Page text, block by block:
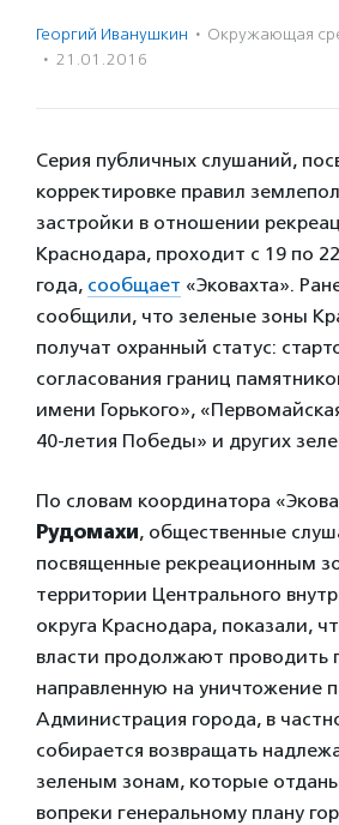
Георгий Иванушкин · Окружающая
· 21.01.2016
Серия публичных слушаний,
корректировке правил
застройки в отношении
Краснодара, проходит с 19 по
года, сообщает «Эковахта».
сообщили, что зеленые зоны
получат охранный статус:
согласования границ
имени Горького»,
40-летия Победы» и других
По словам координатора
Рудомахи, общественные
посвященные рекреационным
территории Центрального
округа Краснодара, показали,
власти продолжают проводить
направленную на уничтожение
Администрация города, в
собирается возвращать
зеленым зонам, которые
вопреки генеральному плану